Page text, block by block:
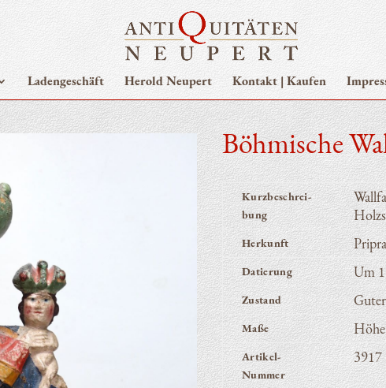
Laden­ge­schäft Herold Neupert Kon­takt | Kaufen
Böh­mi­sche
Kurz­be­schrei­
bung
Her­kunft
Datie­rung Um
Zustand
Maße
Artikel-
Nummer
3917